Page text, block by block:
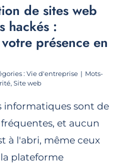
de sites web
hackés :
présence en
: Vie d'entreprise | Mots-
, Site web
informatiques sont de
et aucun
à l'abri, même ceux
plateforme